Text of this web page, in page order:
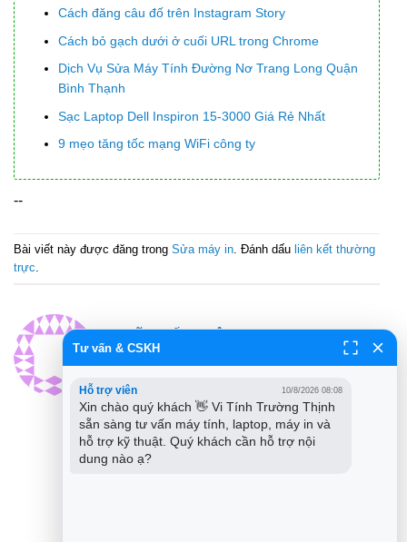
Cách đăng câu đố trên Instagram Story
Cách bỏ gạch dưới ở cuối URL trong Chrome
Dịch Vụ Sửa Máy Tính Đường Nơ Trang Long Quận
Bình Thạnh
Sạc Laptop Dell Inspiron 15-3000 Giá Rẻ Nhất
9 mẹo tăng tốc mạng WiFi công ty
--
Bài viết này được đăng trong Sửa máy in . Đánh dấu liên kết thường
trực
Tốt nghiệp ĐH Sư phạm Kỹ thuật, 8
năm kinh nghiệm điện tử máy tính
chuyên sâu. - Chuyên môn: Fix lỗi
nguồn, chập cháy linh kiện Mainboard
và khắc phục lỗi bản in mờ, sọc, hỏng
Tư vấn & CSKH
Hỗ trợ viên 10/8/2026 08:08
Xin chào quý khách 👋 Vi Tính Trường Thịnh
sẵn sàng tư vấn máy tính, laptop, máy in và
hỗ trợ kỹ thuật. Quý khách cần hỗ trợ nội
dung nào ạ?